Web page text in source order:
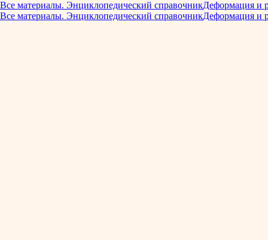
Все материалы. Энциклопедический справочникДеформация и
Все материалы. Энциклопедический справочникДеформация и